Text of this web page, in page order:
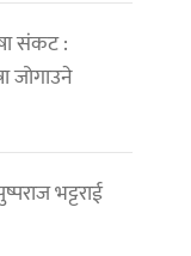
संकट :
जोगाउने
भट्टराई